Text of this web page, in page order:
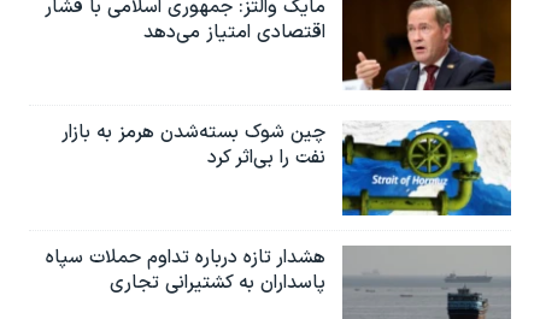
مایک والتز: جمهوری اسلامی با فشار
اقتصادی امتیاز می‌دهد
چین شوک بسته‌شدن هرمز به بازار
نفت را بی‌اثر کرد
هشدار تازه درباره تداوم حملات سپاه
پاسداران به کشتیرانی تجاری